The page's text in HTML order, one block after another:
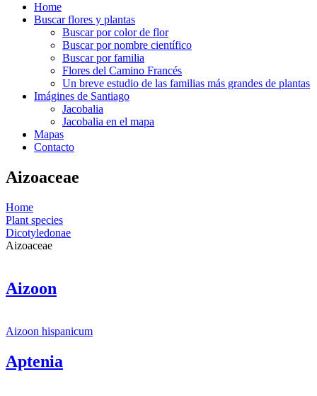
Home
Buscar flores y plantas
Buscar por color de flor
Buscar por nombre científico
Buscar por familia
Flores del Camino Francés
Un breve estudio de las familias más grandes de plantas
Imágines de Santiago
Jacobalia
Jacobalia en el mapa
Mapas
Contacto
Aizoaceae
Home
Plant species
Dicotyledonae
Aizoaceae
Aizoon
Aizoon hispanicum
Aptenia